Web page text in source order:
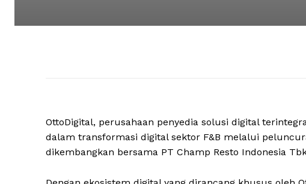
OttoDigital, perusahaan penyedia solusi digital
dalam transformasi digital sektor F&B melalui
dikembangkan bersama PT Champ Resto Indonesia